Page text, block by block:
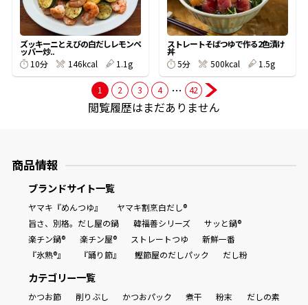
だしパック
ズッキーニとえびの白だしレモンペ
ッパー炒..
10分
146kcal 1.1g
ストレートそばつゆで作る2色漬け
丼
5分
500kcal 1.5g
1 2 3 4 … 42
閲覧履歴はまだありません
商品情報
ブランドサイト一覧
ヤマキ『めんつゆ』
ヤマキ割烹白だし®
旨さ、別格。だし屋の鍋
韓福善シリーズ
サッと鍋®
楽チン鍋®
楽チン屋® ストレートつゆ
新鮮一番
『氷熟®』
『踊り節』 鰹節屋のだしパック だし粉
カテゴリー一覧
かつお節 削りぶし かつおパック 煮干 粉末
だしの素